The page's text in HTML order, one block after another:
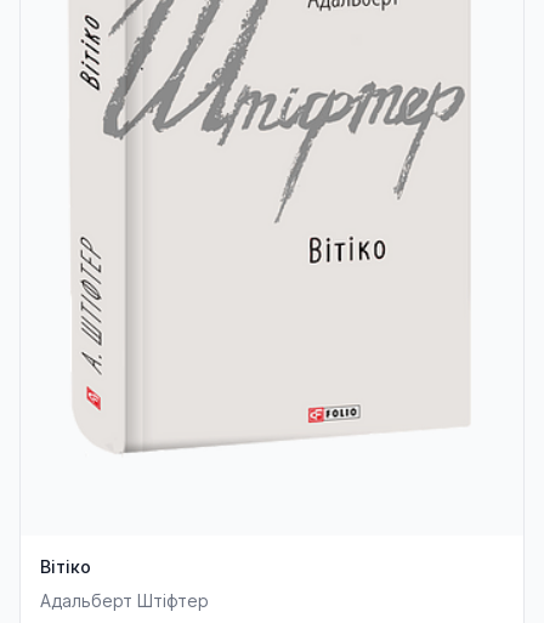
Вітіко
Адальберт Штіфтер